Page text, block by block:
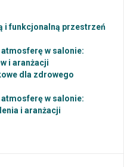
i funkcjonalną przestrzeń
w salonie:
i aranżacji
dla zdrowego
w salonie:
i aranżacji